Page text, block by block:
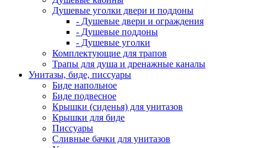
Душевые уголки двери и поддоны
- Душевые двери и ограждения
- Душевые поддоны
- Душевые уголки
Комплектующие для трапов
Трапы для душа и дренажные каналы
Унитазы, биде, писсуары
Биде напольное
Биде подвесное
Крышки (сиденья) для унитазов
Крышки для биде
Писсуары
Сливные бачки для унитазов